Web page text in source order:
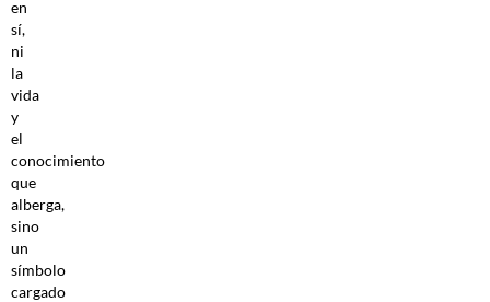
en
sí,
ni
la
vida
y
el
conocimiento
que
alberga,
sino
un
símbolo
cargado